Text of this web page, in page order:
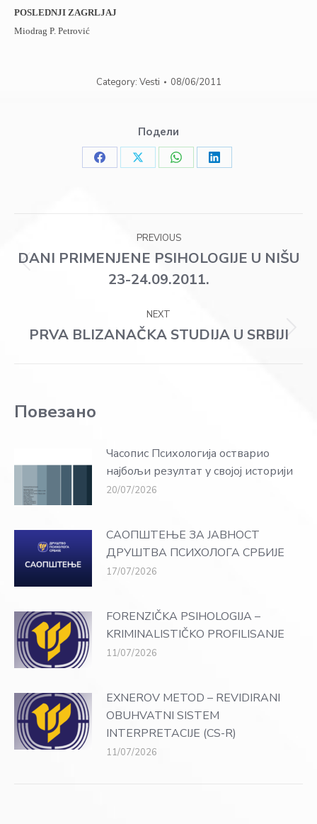
POSLEDNJI ZAGRLJAJ
Miodrag P. Petrović
Category: Vesti 08/06/2011
Подели
Share
Share
Share
Share
navigation
PREVIOUS
post:
DANI PRIMENJENE PSIHOLOGIJE U NIŠU
23-24.09.2011.
NEXT
Next
PRVA BLIZANAČKA STUDIJA U SRBIJI
Повезано
Часопис Психологија остварио
најбољи резултат у својој историји
20/07/2026
САОПШТЕЊЕ ЗА ЈАВНОСТ
ДРУШТВА ПСИХОЛОГА СРБИЈЕ
17/07/2026
FORENZIČKA PSIHOLOGIJA –
KRIMINALISTIČKO PROFILISANJE
11/07/2026
EXNEROV METOD – REVIDIRANI
OBUHVATNI SISTEM
INTERPRETACIJE (CS-R)
11/07/2026